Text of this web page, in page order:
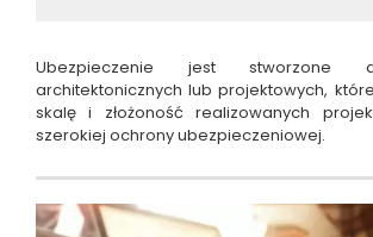
Ubezpieczenie jest stworzone
architektonicznych lub projektowych,
skalę i złożoność realizowanych
szerokiej ochrony ubezpieczeniowej.